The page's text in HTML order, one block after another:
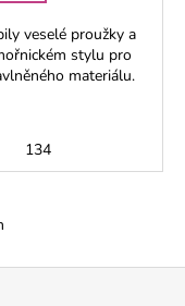
veselé proužky a
stylu pro
materiálu.
134